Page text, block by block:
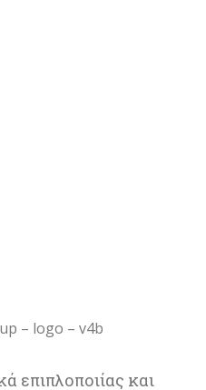
επιπλοποιίας και